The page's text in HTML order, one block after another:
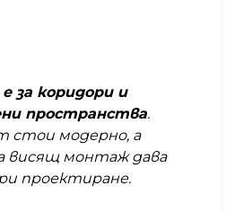
за коридори и
пространства.
стои модерно, а
висящ монтаж дава
проектиране.